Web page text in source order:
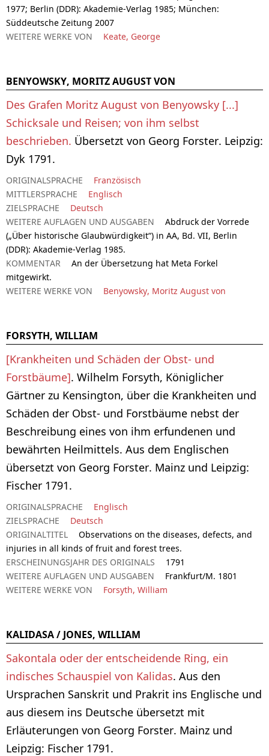
1977; Berlin (DDR): Akademie-Verlag 1985; München:
Süddeutsche Zeitung 2007
WEITERE WERKE VON
Keate, George
BENYOWSKY, MORITZ AUGUST VON
Des Grafen Moritz August von Benyowsky [...]
Schicksale und Reisen; von ihm selbst
beschrieben. Übersetzt von Georg Forster. Leipzig:
Dyk 1791.
ORIGINALSPRACHE
Französisch
MITTLERSPRACHE
Englisch
ZIELSPRACHE
Deutsch
WEITERE AUFLAGEN UND AUSGABEN
Abdruck der Vorrede
(„Über historische Glaubwürdigkeit“) in AA, Bd. VII, Berlin
(DDR): Akademie-Verlag 1985.
KOMMENTAR
An der Übersetzung hat Meta Forkel
mitgewirkt.
WEITERE WERKE VON
Benyowsky, Moritz August von
FORSYTH, WILLIAM
[Krankheiten und Schäden der Obst- und
Forstbäume]. Wilhelm Forsyth, Königlicher
Gärtner zu Kensington, über die Krankheiten und
Schäden der Obst- und Forstbäume nebst der
Beschreibung eines von ihm erfundenen und
bewährten Heilmittels. Aus dem Englischen
übersetzt von Georg Forster. Mainz und Leipzig:
Fischer 1791.
ORIGINALSPRACHE
Englisch
ZIELSPRACHE
Deutsch
ORIGINALTITEL
Observations on the diseases, defects, and
injuries in all kinds of fruit and forest trees.
ERSCHEINUNGSJAHR DES ORIGINALS
1791
WEITERE AUFLAGEN UND AUSGABEN
Frankfurt/M. 1801
WEITERE WERKE VON
Forsyth, William
KALIDASA / JONES, WILLIAM
Sakontala oder der entscheidende Ring, ein
indisches Schauspiel von Kalidas. Aus den
Ursprachen Sanskrit und Prakrit ins Englische und
aus diesem ins Deutsche übersetzt mit
Erläuterungen von Georg Forster. Mainz und
Leipzig: Fischer 1791.